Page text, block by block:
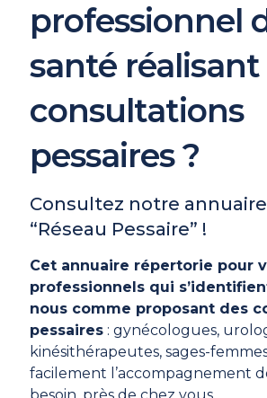
professionnel
santé réalisant
consultations
pessaires ?
Consultez notre
“Réseau Pessaire” !
Cet annuaire répertorie pour
professionnels qui
nous comme proposant des
pessaires : gynécologues,
kinésithérapeutes, sages-
facilement l’accompagnement